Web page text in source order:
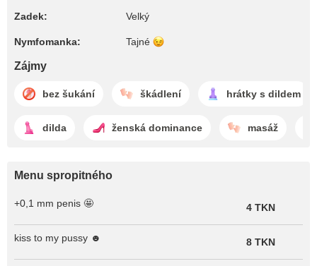
Zadek: Velký
Nymfomanka: Tajné
Zájmy
bez šukání škádlení hrátky s dildem
dilda ženská dominance masáž
Menu spropitného
+0,1 mm penis 🤩 4 TKN
kiss to my pussy ☻ 8 TKN